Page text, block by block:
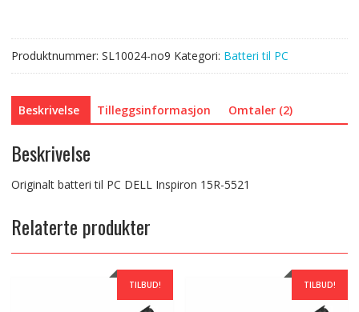
antall
Produktnummer: SL10024-no9 Kategori: Batteri til PC
Beskrivelse Tilleggsinformasjon Omtaler (2)
Beskrivelse
Originalt batteri til PC DELL Inspiron 15R-5521
Relaterte produkter
TILBUD! TILBUD!